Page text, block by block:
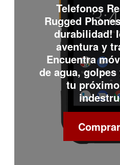
Telefonos
Rugged
durabilidad!
aventura y
Encuentra
de agua,
tu